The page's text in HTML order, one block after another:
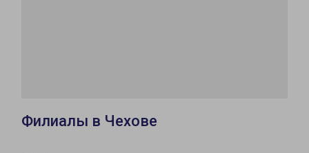
Филиалы в Чехове